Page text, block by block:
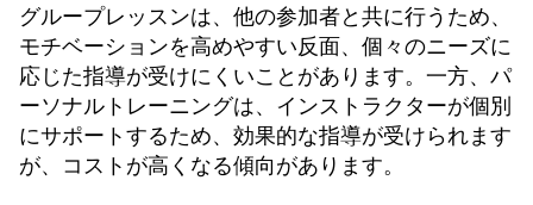
グループレッスンは、他の参加者と共に行うため、
モチベーションを高めやすい反面、個々のニーズに
応じた指導が受けにくいことがあります。一方、パ
ーソナルトレーニングは、インストラクターが個別
にサポートするため、効果的な指導が受けられます
が、コストが高くなる傾向があります。